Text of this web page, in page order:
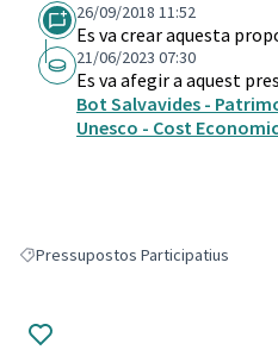
26/09/2018 11:52
Es va crear aquesta
21/06/2023 07:30
Es va afegir a aquest
Bot Salvavides -
Unesco - Cost
Resultats en filtrar per:
Pressupostos Participatius